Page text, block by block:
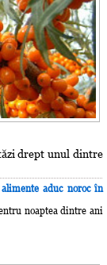
drept unul dintre
aduc noroc în
noaptea dintre ani